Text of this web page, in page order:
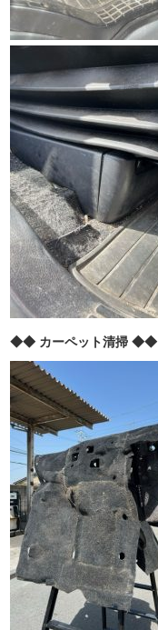
◆◆ カーペット清掃 ◆◆